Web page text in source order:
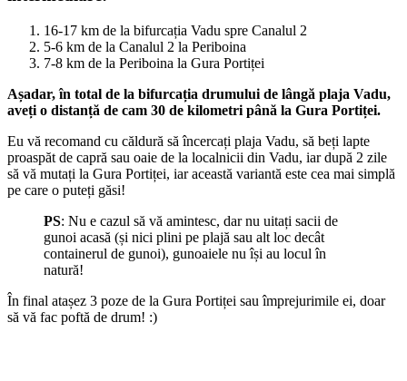
16-17 km de la bifurcația Vadu spre Canalul 2
5-6 km de la Canalul 2 la Periboina
7-8 km de la Periboina la Gura Portiței
Așadar, în total de la bifurcația drumului de lângă plaja Vadu,
aveți o distanță de cam 30 de kilometri până la Gura Portiței.
Eu vă recomand cu căldură să încercați plaja Vadu, să beți lapte
proaspăt de capră sau oaie de la localnicii din Vadu, iar după 2 zile
să vă mutați la Gura Portiței, iar această variantă este cea mai simplă
pe care o puteți găsi!
PS: Nu e cazul să vă amintesc, dar nu uitați sacii de
gunoi acasă (și nici plini pe plajă sau alt loc decât
containerul de gunoi), gunoaiele nu își au locul în
natură!
În final atașez 3 poze de la Gura Portiței sau împrejurimile ei, doar
să vă fac poftă de drum! :)